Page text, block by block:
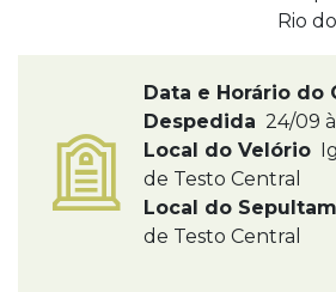
Rio
Data e Horário do
Despedida 24/09
Local do Velório
de Testo Central
Local do
de Testo Central